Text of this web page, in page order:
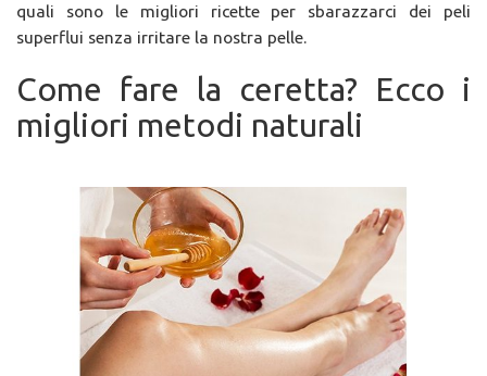
quali sono le migliori ricette per sbarazzarci dei peli
superflui senza irritare la nostra pelle.
Come fare la ceretta? Ecco i
migliori metodi naturali